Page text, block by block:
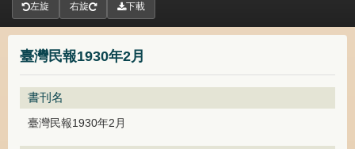
臺灣民報1930年2月
書刊名
臺灣民報1930年2月
左旋 右旋 下載